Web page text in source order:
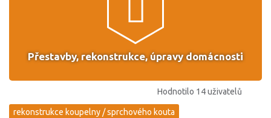
Přestavby, rekonstrukce, úpravy domácnosti
Hodnotilo 14 uživatelů
rekonstrukce koupelny / sprchového kouta